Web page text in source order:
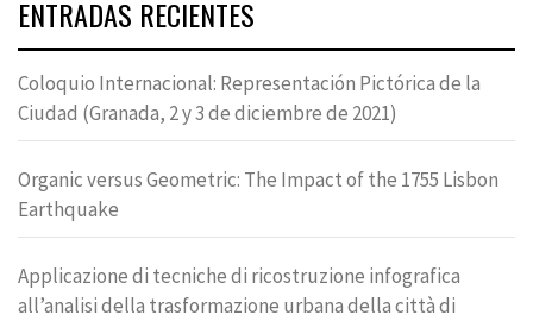
ENTRADAS RECIENTES
Coloquio Internacional: Representación Pictórica de la
Ciudad (Granada, 2 y 3 de diciembre de 2021)
Organic versus Geometric: The Impact of the 1755 Lisbon
Earthquake
Applicazione di tecniche di ricostruzione infografica
all’analisi della trasformazione urbana della città di